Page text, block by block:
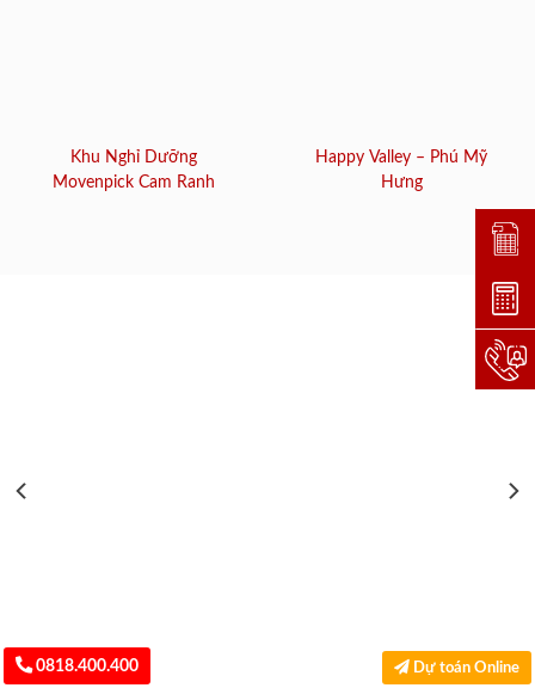
Khu Nghỉ Dưỡng
Movenpick Cam Ranh
Happy Valley – Phú Mỹ
Hưng
0818.400.400 Dự toán Online
Đặt
Dự